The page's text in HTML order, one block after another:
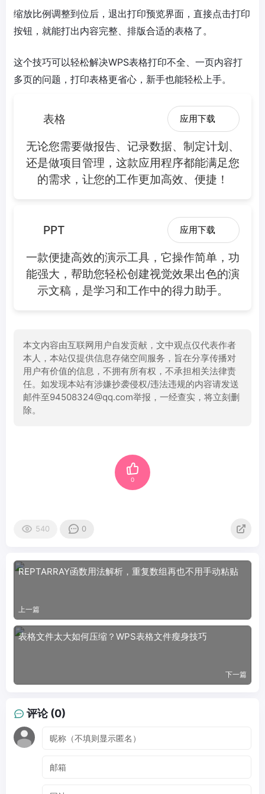
缩放比例调整到位后，退出打印预览界面，直接点击打印
按钮，就能打出内容完整、排版合适的表格了。
这个技巧可以轻松解决WPS表格打印不全、一页内容打
多页的问题，打印表格更省心，新手也能轻松上手。
表格 应用下载
无论您需要做报告、记录数据、制定计划、
还是做项目管理，这款应用程序都能满足您
的需求，让您的工作更加高效、便捷！
PPT 应用下载
一款便捷高效的演示工具，它操作简单，功
能强大，帮助您轻松创建视觉效果出色的演
示文稿，是学习和工作中的得力助手。
本文内容由互联网用户自发贡献，文中观点仅代表作者
本人，本站仅提供信息存储空间服务，旨在分享传播对
用户有价值的信息，不拥有所有权，不承担相关法律责
任。如发现本站有涉嫌抄袭侵权/违法违规的内容请发送
邮件至94508324@qq.com举报，一经查实，将立刻删
除。
0
540 0
REPTARRAY函数用法解析，重复数组再也不用手动粘贴
上一篇
表格文件太大如何压缩？WPS表格文件瘦身技巧
下一篇
评论 (0)